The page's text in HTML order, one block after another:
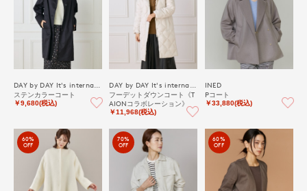
ステンカラーコート
￥9,680(税込)
フーデットダウンコート《T
AIONコラボレーション》
￥11,968(税込)
INED
Pコート
￥33,880(税込)
60%
OFF
70%
OFF
60%
OFF